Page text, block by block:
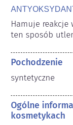
Hamuje reakcje
ten sposób
Pochodzenie
syntetyczne
Ogólne
kosmetykach